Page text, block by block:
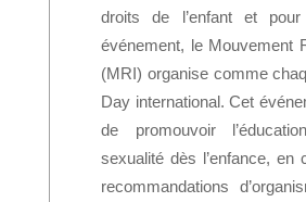
droits de l’enfant et
événement, le Mouvement
(MRI) organise comme
Day international. Cet
de promouvoir
sexualité dès l’enfance, en
recommandations